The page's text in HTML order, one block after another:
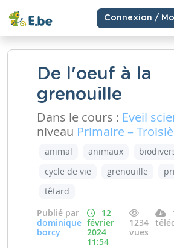
Connexion /
De l'oeuf à la
grenouille
Dans le cours : Eveil
niveau Primaire –
animal animaux
cycle de vie
grenouille
têtard
Publié par
dominique
borcy
12
février
2024
11:54
1234
vues